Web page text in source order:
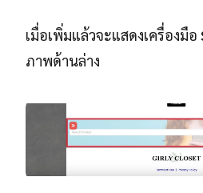
เมื่อเพิ่มแล้วจะแสดงเครื่องมือ
ภาพด้านล่าง